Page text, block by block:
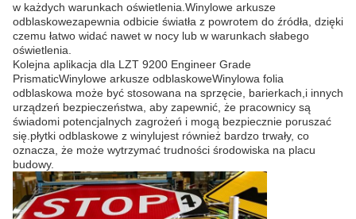
w każdych warunkach oświetlenia. Winylowe arkusze
odblaskowezapewnia odbicie światła z powrotem do źródła, dzięki
czemu łatwo widać nawet w nocy lub w warunkach słabego
oświetlenia.
Kolejna aplikacja dla LZT 9200 Engineer Grade
PrismaticWinylowe arkusze odblaskoweWinylowa folia
odblaskowa może być stosowana na sprzęcie, barierkach,i innych
urządzeń bezpieczeństwa, aby zapewnić, że pracownicy są
świadomi potencjalnych zagrożeń i mogą bezpiecznie poruszać
się. płytki odblaskowe z winylujest również bardzo trwały, co
oznacza, że może wytrzymać trudności środowiska na placu
budowy.